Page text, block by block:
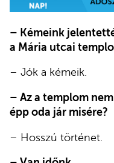
– Kémeink
a Mária utcai
– Jók a kémeik.
– Az a templom
épp oda jár misére?
– Hosszú történet.